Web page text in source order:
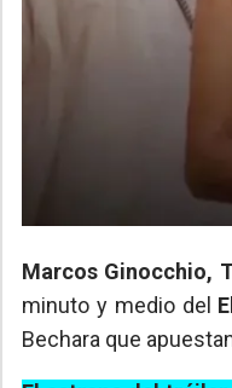
Marcos Ginocchio,
minuto y medio del
Bechara que